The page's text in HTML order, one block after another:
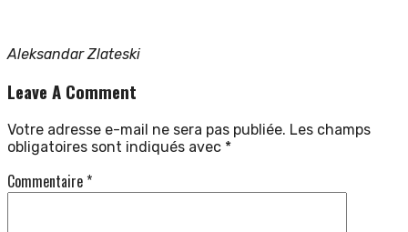
Aleksandar Zlateski
Leave A Comment
Votre adresse e-mail ne sera pas publiée. Les champs
obligatoires sont indiqués avec *
Commentaire*